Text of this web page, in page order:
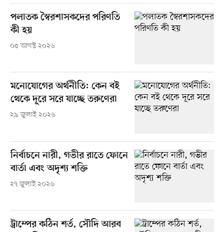
পলাতক স্বৈরশাসকদের পরিণতি
কী হয়
০৫ আগস্ট ২০২৬
মনোযোগের অর্থনীতি: কেন বই
থেকে দূরে সরে যাচ্ছে তরুণেরা
২৯ জুলাই ২০২৬
নির্বাচনে নারী, গভীর রাতে ফোনে
বার্তা এবং অদৃশ্য শক্তি
২৭ জুলাই ২০২৬
ট্রাম্পের কঠিন শর্ত, সৌদি আরব